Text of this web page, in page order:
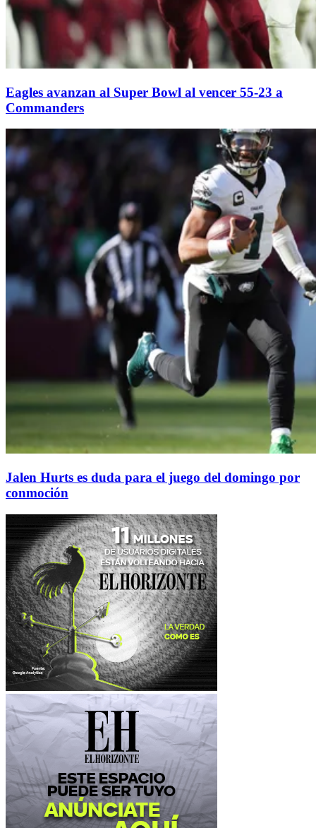
Eagles avanzan al Super Bowl al vencer 55-23 a
Commanders
Jalen Hurts es duda para el juego del domingo por
conmoción